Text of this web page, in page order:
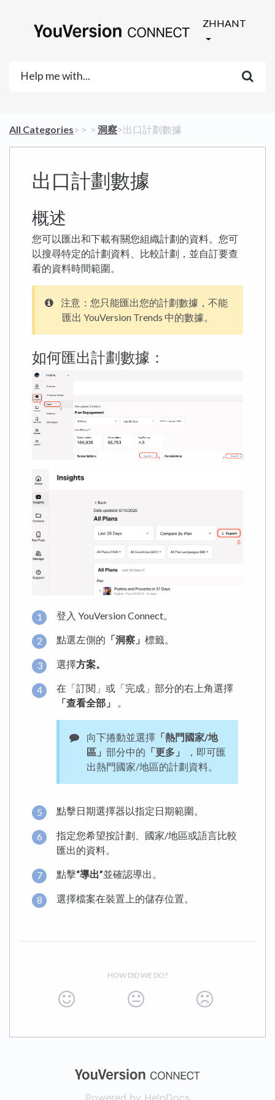
ZHHANT
All Categories​>​ ​ > ​ ​ > ​ ​洞察​>​ 出口計劃數據
出口計劃數據
概述
您可以匯出和下載有關您組織計劃的資料。您可
以搜尋特定的計劃資料、比較計劃，並自訂要查
看的資料時間範圍。
注意：您只能匯出您的計劃數據，不能
匯出 YouVersion Trends 中的數據。
如何匯出計劃數據：
登入 YouVersion Connect。
點選左側的 「洞察」 標籤。
選擇方案。
在「訂閱」或「完成」部分的右上角選擇
「查看全部」
。
向下捲動並選擇 「熱門國家/地
區」 部分中的 「更多」
，即可匯
出熱門國家/地區的計劃資料。
點擊日期選擇器以指定日期範圍。
指定您希望按計劃、國家/地區或語言比較
匯出的資料。
點擊“導出”並確認導出。
選擇檔案在裝置上的儲存位置。
HOW DID WE DO?
(opens in a
Powered by HelpDocs